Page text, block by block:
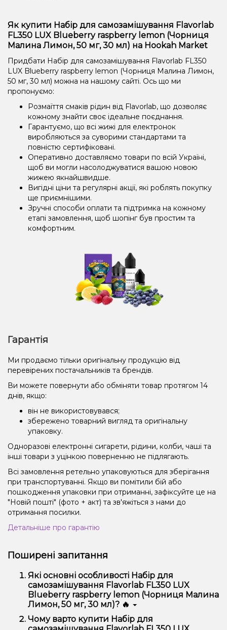
Як купити Набір для самозамішування Flavorlab
FL350 LUX Blueberry raspberry lemon (Чорниця
Малина Лимон, 50 мг, 30 мл) на Hookah Market
Придбати Набір для самозамішування Flavorlab FL350
LUX Blueberry raspberry lemon (Чорниця Малина Лимон,
50 мг, 30 мл) можна на нашому сайті. Ось що ми
пропонуємо:
Розмаїття смаків рідин від Flavorlab, що дозволяє
кожному знайти своє ідеальне поєднання.
Гарантуємо, що всі жижі для електронок
виробляються за суворими стандартами та
повністю сертифіковані.
Оперативно доставляємо товари по всій Україні,
щоб ви могли насолоджуватися вашою новою
жижею якнайшвидше.
Вигідні ціни та регулярні акції, які роблять покупку
ще приємнішими.
Зручні способи оплати та підтримка на кожному
етапі замовлення, щоб шопінг був простим та
комфортним.
Гарантія
Ми продаємо тільки оригінальну продукцію від
перевірених постачальників та брендів.
Ви можете повернути або обміняти товар протягом 14
днів, якщо:
він не використовувався;
збережено товарний вигляд та оригінальну
упаковку.
Одноразові електронні сигарети, рідини, колби, чаші та
інші товари з уцінкою поверненню не підлягають.
Всі замовлення ретельно упаковуються для зберігання
при транспортуванні. Якщо ви помітили бій або
пошкодження упаковки при отриманні, зафіксуйте це на
"Новій пошті" (фото + акт) та зв'яжіться з нами до
отримання посилки.
Детальніше про гарантію
Поширені запитання
Які основні особливості Набір для
самозамішування Flavorlab FL350 LUX
Blueberry raspberry lemon (Чорниця Малина
Лимон, 50 мг, 30 мл)? 🔥
Набір для самозамішування Flavorlab FL350 LUX
Blueberry raspberry lemon (Чорниця Малина Лимон,
Чому варто купити Набір для